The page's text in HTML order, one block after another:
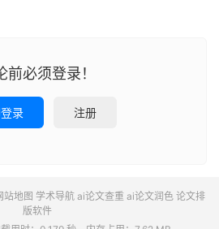
前必须登录！
录 注册
站地图 学术导航 ai论文查重 ai论文润色 论文排
版软件